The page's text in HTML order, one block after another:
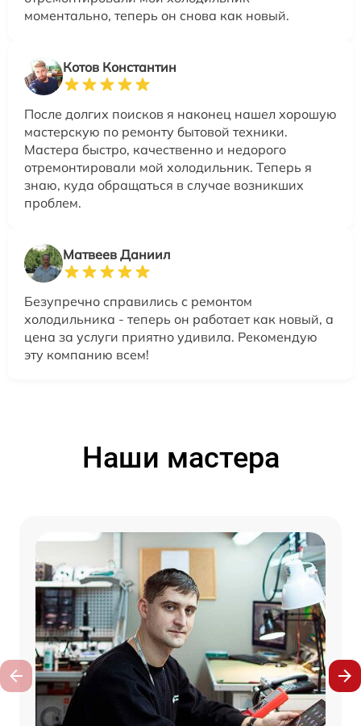
моментально, теперь он снова как новый.
Котов Константин
После долгих поисков я наконец нашел хорошую
мастерскую по ремонту бытовой техники.
Мастера быстро, качественно и недорого
отремонтировали мой холодильник. Теперь я
знаю, куда обращаться в случае возникших
проблем.
Матвеев Даниил
Безупречно справились с ремонтом
холодильника - теперь он работает как новый, а
цена за услуги приятно удивила. Рекомендую
эту компанию всем!
Наши мастера